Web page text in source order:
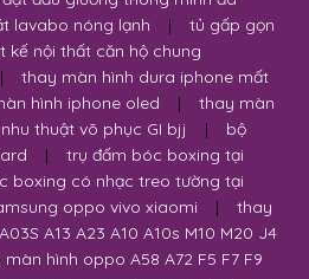
lavabo nóng lạnh |
tủ gấp gọn
kế nội thất căn hộ chung
|
thay màn hình dura iphone mất
hình iphone oled |
thay màn
thuật võ phục GI bjj |
bộ
|
trụ đấm bóc boxing tại
boxing có nhạc treo tường tại
oppo vivo xiaomi |
thay
A13 A23 A10 A10s M10 M20 J4
hình oppo A58 A72 F5 F7 F9